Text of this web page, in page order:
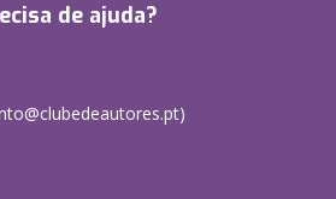
de ajuda?
)